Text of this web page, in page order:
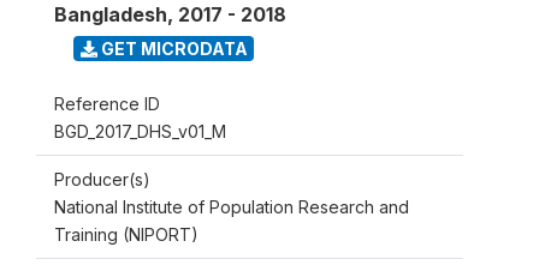
Bangladesh, 2017 - 2018
GET MICRODATA
Reference ID
BGD_2017_DHS_v01_M
Producer(s)
National Institute of Population Research and
Training (NIPORT)